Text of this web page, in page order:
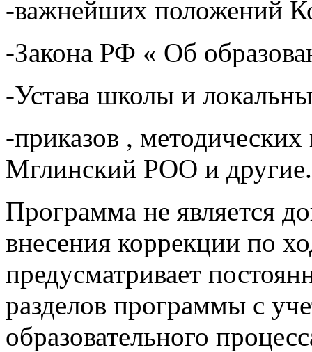
-важнейших положений
-Закона РФ « Об
-Устава школы и
-приказов ,
Мглинский РОО и другие.
Программа не является
внесения коррекции по
предусматривает
разделов программы с
образовательного